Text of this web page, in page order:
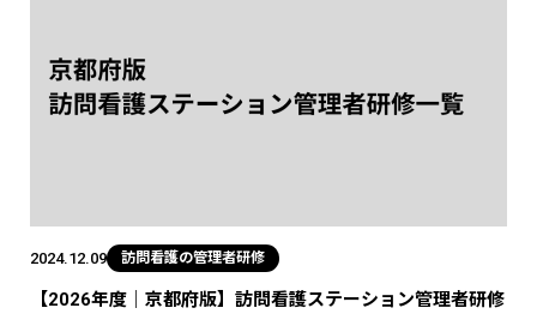
2024.12.09 訪問看護の管理者研修
【2026年度｜京都府版】訪問看護ステーション管理者研修